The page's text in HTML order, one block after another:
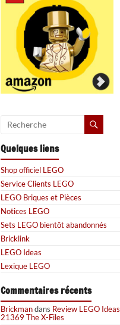
Quelques liens
Shop officiel LEGO
Service Clients LEGO
LEGO Briques et Pièces
Notices LEGO
Sets LEGO bientôt abandonnés
Bricklink
LEGO Ideas
Lexique LEGO
Commentaires récents
Brickmandans Review LEGO Ideas
21369 The X-Files